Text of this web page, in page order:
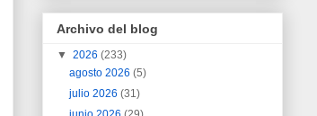
Archivo del blog
▼ 2026 (233)
agosto 2026(5)
julio 2026(31)